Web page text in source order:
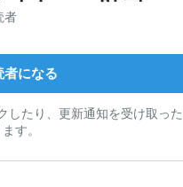
者
者になる
したり、更新通知を受け取っ
す。